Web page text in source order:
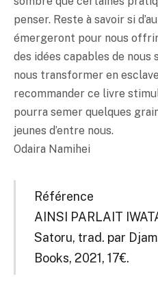
penser. Reste à savoir si
émergeront pour nous
des idées capables de
nous transformer en
recommander ce livre
pourra semer quelques
jeunes d’entre nous.
Odaira Namihei
Référence
AINSI PARLAIT
Satoru, trad. par
Books, 2021, 17€.